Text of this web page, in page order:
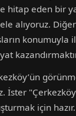
eden bir
alıyoruz.
konumuyla
için